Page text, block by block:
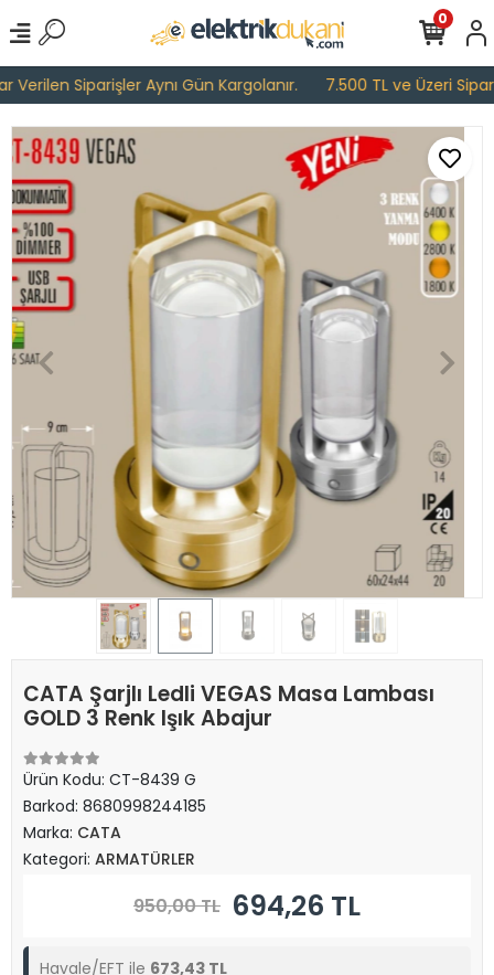
Siparişler Aynı Gün Kargolanır. 7.500 TL ve Üzeri
0
CATA Şarjlı Ledli VEGAS Masa Lambası
GOLD 3 Renk Işık Abajur
Ürün Kodu: CT-8439 G
Barkod: 8680998244185
Marka: CATA
Kategori: ARMATÜRLER
950,00 TL 694,26 TL
Havale/EFT ile 673,43 TL